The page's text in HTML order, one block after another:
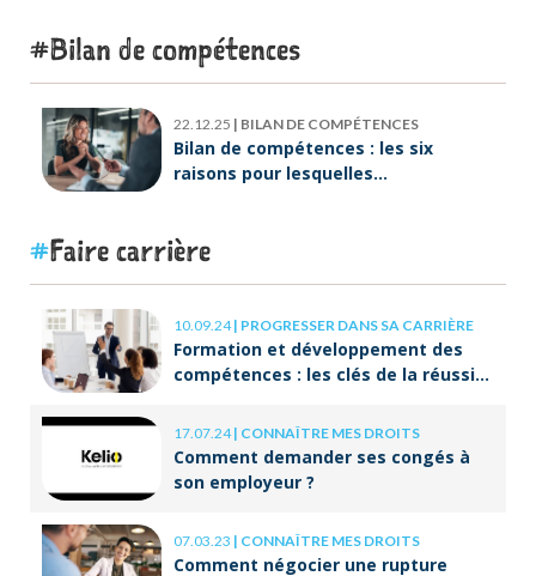
Bilan de compétences
22.12.25 | BILAN DE COMPÉTENCES
Bilan de compétences : les six
raisons pour lesquelles
Faire carrière
10.09.24| PROGRESSER DANS SA CARRIÈRE
Formation et développement des
compétences : les clés de la réussite
17.07.24| CONNAÎTRE MES DROITS
Comment demander ses congés à
son employeur ?
07.03.23 | CONNAÎTRE MES DROITS
Comment négocier une rupture